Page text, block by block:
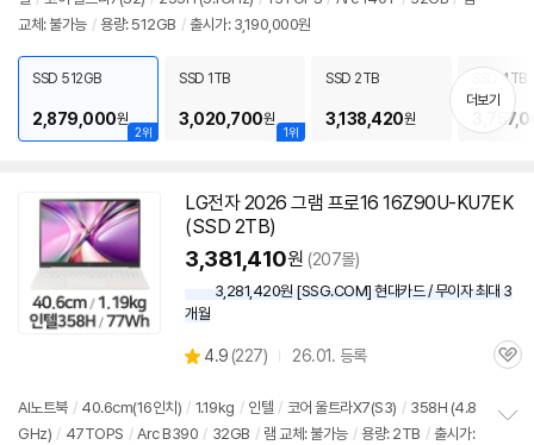
뷰
교체: 불가능 / 용량: 512GB / 출시가: 3,190,000원
치
기
2위
SSD 512GB
2,879,000원
1위
SSD 1TB
3,020,700원
SSD 2TB
3,138,420원
SSD 4TB
더보기
LG전자 2026 그램 프로16 16Z90U-KU7EK
(SSD 2TB)
3,381,410원 (207몰)
3,281,420원 [SSG.COM] 현대카드 / 무이자 최대 3
개월
별
4.9 (상
리
뷰
227) 26.01. 등록
관
AI노트북 / 40.6cm(16인치) / 1.19kg / 인텔 / 코어 울트라X7(S3) / 358H (4.8
GHz) / 47TOPS / Arc B390 / 32GB / 램 교체: 불가능 / 용량: 2TB / 출시가: